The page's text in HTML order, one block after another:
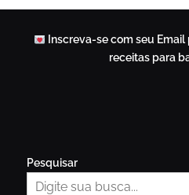
Inscreva-se com seu
receitas para
Pesquisar